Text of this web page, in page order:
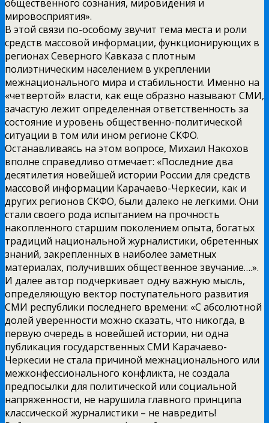
общественного сознания, мировидения и
мировосприятия».
В этой связи по-особому звучит тема места и роли
средств массовой информации, функционирующих в
регионах Северного Кавказа с плотным
полиэтническим населением в укреплении
межнационального мира и стабильности. Именно на
«четвертой» власти, как еще образно называют СМИ,
зачастую лежит определенная ответственность за
состояние и уровень общественно-политической
ситуации в том или ином регионе СКФО.
Останавливаясь на этом вопросе, Михаил Накохов
вполне справедливо отмечает: «Последние два
десятилетия новейшей истории России для средств
массовой информации Карачаево-Черкесии, как и
других регионов СКФО, были далеко не легкими. Они
стали своего рода испытанием на прочность
накопленного старшим поколением опыта, богатых
традиций национальной журналистики, обретенных
знаний, закрепленных в наиболее заметных
материалах, получивших общественное звучание….».
И далее автор подчеркивает одну важную мысль,
определяющую вектор поступательного развития
СМИ республики последнего времени: «С абсолютной
долей уверенности можно сказать, что никогда, в
первую очередь в новейшей истории, ни одна
публикация государственных СМИ Карачаево-
Черкесии не стала причиной межнационального или
межконфессионального конфликта, не создала
предпосылки для политической или социальной
напряженности, не нарушила главного принципа
классической журналистики – не навредить!